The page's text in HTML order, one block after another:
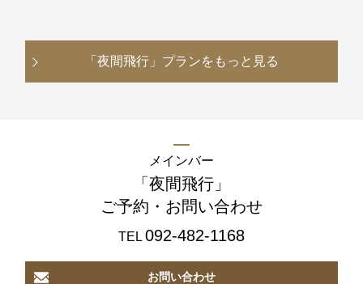
「夜間飛行」 プランをもっと見る
メインバー
「夜間飛行」
ご予約・お問い合わせ
TEL 092-482-1168
お問い合わせ